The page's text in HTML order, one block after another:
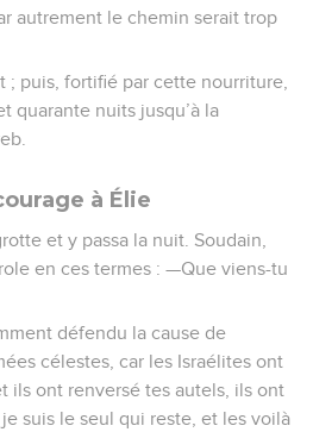
autrement le chemin serait trop
; puis, fortifié par cette nourriture,
quarante nuits jusqu’à la
à Élie
et y passa la nuit. Soudain,
en ces termes : —Que viens-tu
défendu la cause de
célestes, car les Israélites ont
ils ont renversé tes autels, ils ont
suis le seul qui reste, et les voilà